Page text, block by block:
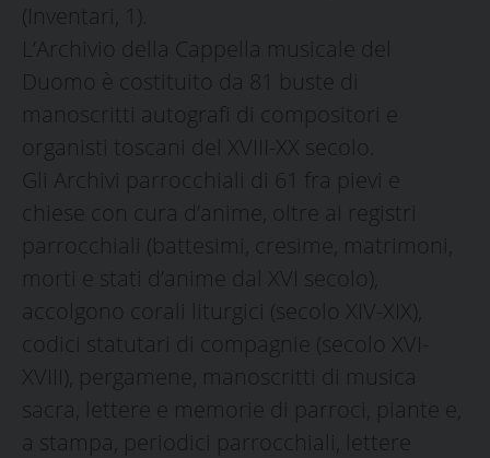
(Inventari, 1).
L’Archivio della Cappella musicale del
Duomo è costituito da 81 buste di
manoscritti autografi di compositori e
organisti toscani del XVIII-XX secolo.
Gli Archivi parrocchiali di 61 fra pievi e
chiese con cura d’anime, oltre ai registri
parrocchiali (battesimi, cresime, matrimoni,
morti e stati d’anime dal XVI secolo),
accolgono corali liturgici (secolo XIV-XIX),
codici statutari di compagnie (secolo XVI-
XVIII), pergamene, manoscritti di musica
sacra, lettere e memorie di parroci, piante e,
a stampa, periodici parrocchiali, lettere